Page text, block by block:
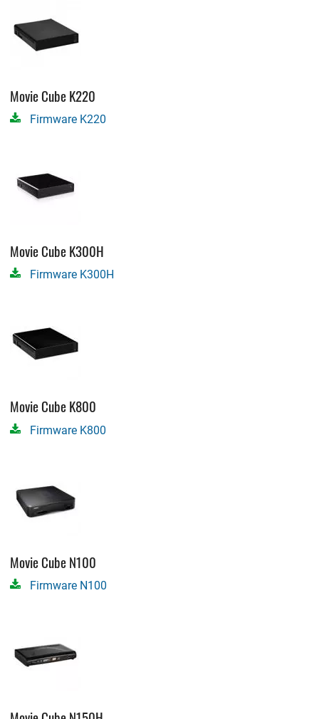
Movie Cube K220
Firmware K220
Movie Cube K300H
Firmware K300H
Movie Cube K800
Firmware K800
Movie Cube N100
Firmware N100